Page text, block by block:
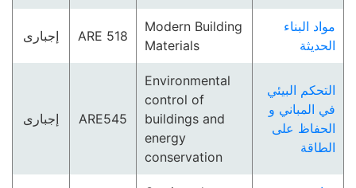
مواد البناء
الحديثة
Modern Building
Materials
ARE 518 إجبارى
التحكم البيئي
في المباني و
الحفاظ على
الطاقة
Environmental
control of
buildings and
energy
conservation
ARE545 إجبارى